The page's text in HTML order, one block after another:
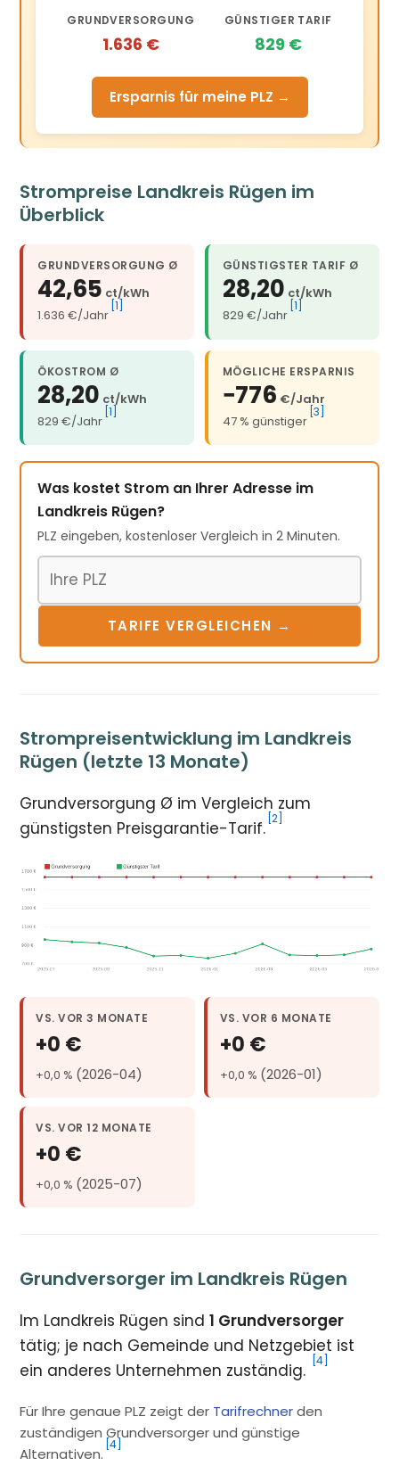
GRUNDVERSORGUNG
1.636 €
GÜNSTIGER TARIF
829 €
Ersparnis für meine PLZ →
Strompreise Landkreis Rügen im
Überblick
GRUNDVERSORGUNG Ø
42,65 ct/kWh
1.636 €/Jahr
[1]
GÜNSTIGSTER TARIF Ø
28,20 ct/kWh
829 €/Jahr
[1]
ÖKOSTROM Ø
28,20 ct/kWh
829 €/Jahr
[1]
MÖGLICHE ERSPARNIS
−776 €/Jahr
47 % günstiger
[3]
Was kostet Strom an Ihrer Adresse im
Landkreis Rügen?
PLZ eingeben, kostenloser Vergleich in 2 Minuten.
TARIFE VERGLEICHEN →
Strompreisentwicklung im Landkreis
Rügen (letzte 13 Monate)
Grundversorgung Ø im Vergleich zum
günstigsten Preisgarantie-Tarif. [2]
VS. VOR 3 MONATE
+0 €
+0,0 % (2026-04)
VS. VOR 6 MONATE
+0 €
+0,0 % (2026-01)
VS. VOR 12 MONATE
+0 €
+0,0 % (2025-07)
Grundversorger im Landkreis Rügen
Im Landkreis Rügen sind1 Grundversorger
tätig; je nach Gemeinde und Netzgebiet ist
ein anderes Unternehmen zuständig.
[4]
Für Ihre genaue PLZ zeigt der Tarifrechnerden
zuständigen Grundversorger und günstige
Alternativen.
[4]